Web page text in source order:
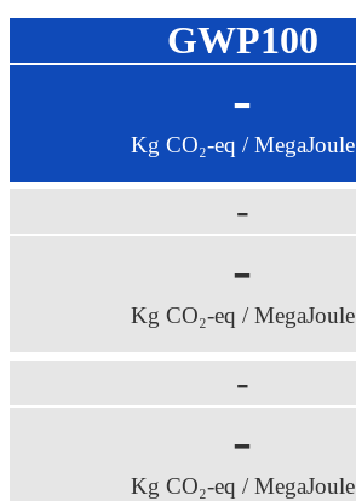
GWP100
-
Kg CO₂-eq / MegaJoule
-
-
Kg CO₂-eq / MegaJoule
-
-
Kg CO₂-eq / MegaJoule